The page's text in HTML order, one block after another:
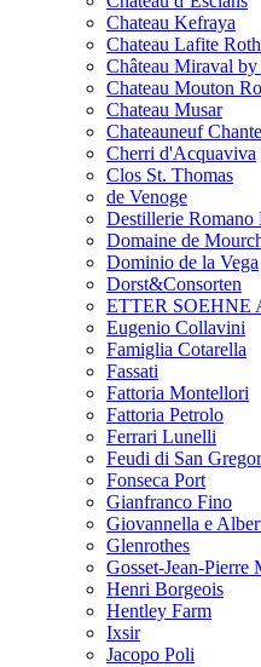
Chateau Kefraya
Chateau Lafite
Château Miraval
Chateau Mouton
Chateau Musar
Chateauneuf
Cherri d'Acquaviva
Clos St. Thomas
de Venoge
Destillerie Romano
Domaine de
Dominio de la Vega
Dorst&Consorten
ETTER SOEHNE
Eugenio Collavini
Famiglia Cotarella
Fassati
Fattoria Montellori
Fattoria Petrolo
Ferrari Lunelli
Feudi di San
Fonseca Port
Gianfranco Fino
Giovannella e
Glenrothes
Gosset-Jean-Pierre
Henri Borgeois
Hentley Farm
Ixsir
Jacopo Poli